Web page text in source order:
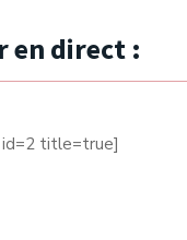
en direct :
title=true]